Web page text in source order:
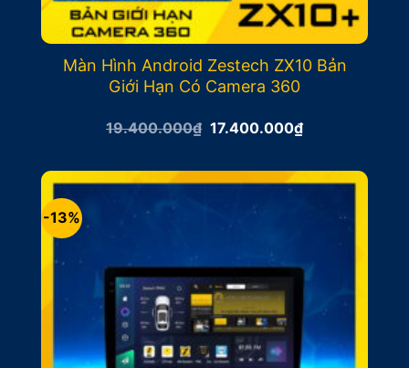
Màn Hình Android Zestech ZX10 Bản
Giới Hạn Có Camera 360
19.400.000₫ Giá
19.400.000₫.
17.400.000₫Giá
hiện
là:
17.400.000₫.
-13%